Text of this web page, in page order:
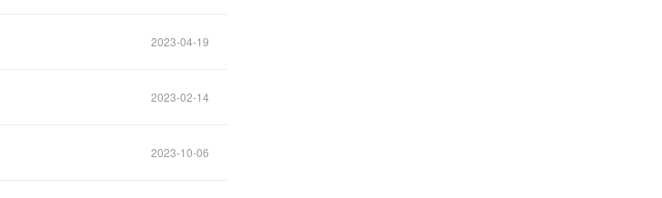
2023-04-19
2023-02-14
2023-10-06